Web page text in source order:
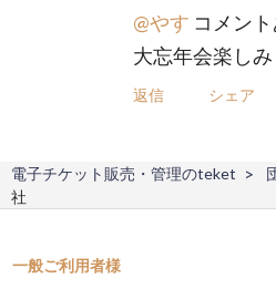
@やす コメン
大忘年会楽しみ
返信 シェア
電子チケット販売・管理のteket
社
一般ご利用者様